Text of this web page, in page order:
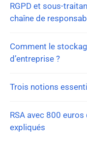
RGPD et sous-
chaîne de
Comment le
d’entreprise ?
Trois notions
RSA avec 800
expliqués